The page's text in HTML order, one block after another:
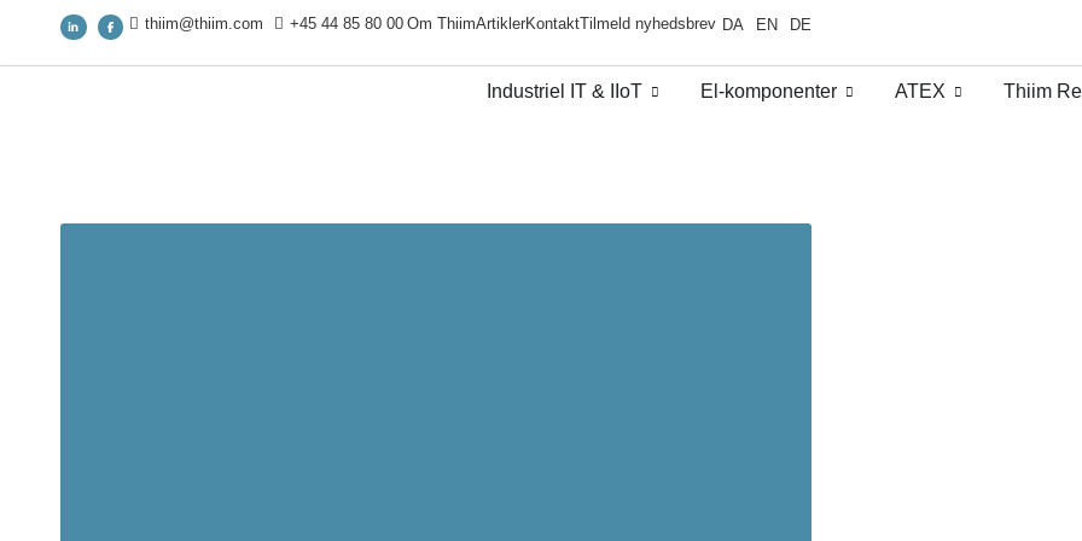
thiim@thiim.com +45 44 85 80 00 Om ThiimArtiklerKontaktTilmeld nyhedsbrev DA EN DE
Industriel IT & IIoT​ El-komponenter ATEX Thiim